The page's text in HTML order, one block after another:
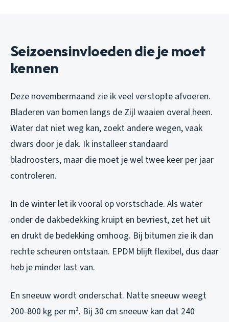
Seizoensinvloeden die je moet
kennen
Deze novembermaand zie ik veel verstopte afvoeren.
Bladeren van bomen langs de Zijl waaien overal heen.
Water dat niet weg kan, zoekt andere wegen, vaak
dwars door je dak. Ik installeer standaard
bladroosters, maar die moet je wel twee keer per jaar
controleren.
In de winter let ik vooral op vorstschade. Als water
onder de dakbedekking kruipt en bevriest, zet het uit
en drukt de bedekking omhoog. Bij bitumen zie ik dan
rechte scheuren ontstaan. EPDM blijft flexibel, dus daar
heb je minder last van.
En sneeuw wordt onderschat. Natte sneeuw weegt
200-800 kg per m³. Bij 30 cm sneeuw kan dat 240